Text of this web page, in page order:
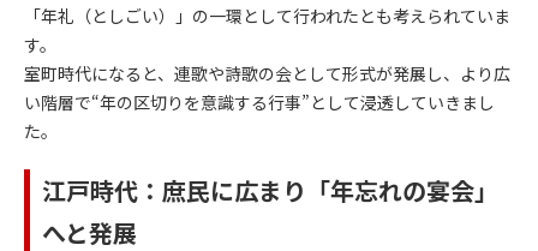
「年礼（としごい）」の一環として行われたとも考えられていま
す。
室町時代になると、連歌や詩歌の会として形式が発展し、より広
い階層で“年の区切りを意識する行事”として浸透していきまし
た。
江戸時代：庶民に広まり「年忘れの宴会」
へと発展